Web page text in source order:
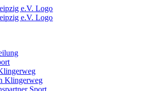
Klingerweg
Sport